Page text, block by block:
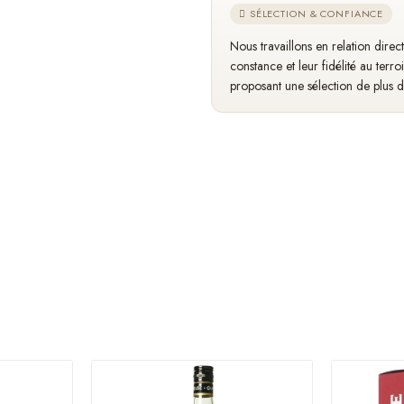
SÉLECTION & CONFIANCE
Nous travaillons en relation
constance et leur fidélité au
proposant une sélection de plus